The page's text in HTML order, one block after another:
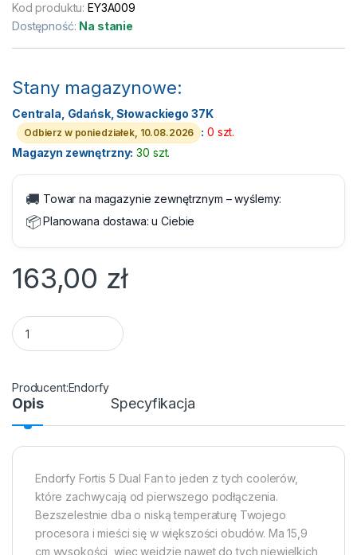
Kod produktu:EY3A009
Dostępność: Na stanie
Stany magazynowe:
Centrala, Gdańsk, Słowackiego 37K
Odbierz w poniedziałek, 10.08.2026 : 0 szt.
Magazyn zewnętrzny: 30 szt.
🚚 Towar na magazynie zewnętrznym – wyślemy:
📦Planowana dostawa:u Ciebie
163,00 zł
Wentylator CPU Endorfy Fortis 5 Dual Fan quantity
Endorfy
Opis Specyfikacja
Endorfy Fortis 5 Dual Fan to jeden z tych coolerów,
które zachwycają od pierwszego podłączenia.
Bezszelestnie dba o niską temperaturę Twojego
procesora i mieści się w większości obudów. Ma 15,9
cm wysokości, więc wejdzie nawet do tych niewielkich,